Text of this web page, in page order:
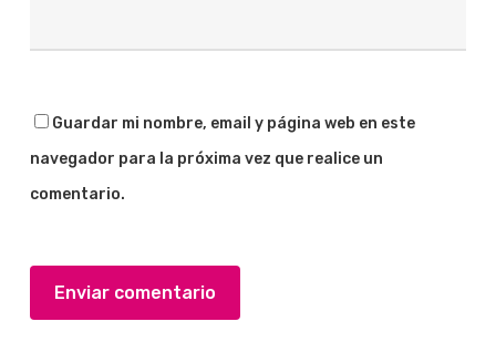
Guardar mi nombre, email y página web en este
navegador para la próxima vez que realice un
comentario.